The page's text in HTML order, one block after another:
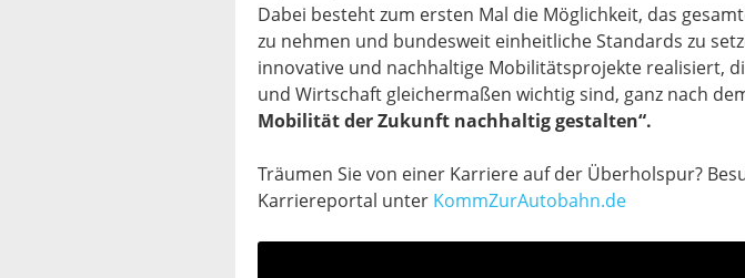
Dabei besteht zum ersten Mal die Möglichkeit, das
zu nehmen und bundesweit einheitliche Standards zu
innovative und nachhaltige Mobilitätsprojekte realisiert,
und Wirtschaft gleichermaßen wichtig sind, ganz nach
Mobilität der Zukunft nachhaltig gestalten“.
Träumen Sie von einer Karriere auf der Überholspur?
Karriereportal unter KommZurAutobahn.de